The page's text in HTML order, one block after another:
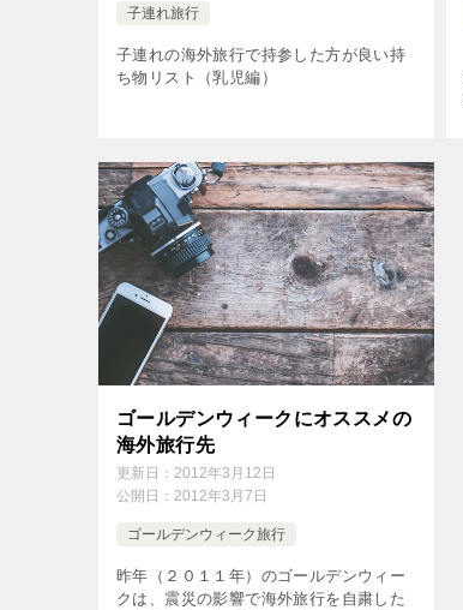
子連れ旅行
子連れの海外旅行で持参した方が良い持
ち物リスト（乳児編）
ゴールデンウィークにオススメの
海外旅行先
更新日： 2012年3月12日
公開日： 2012年3月7日
ゴールデンウィーク旅行
昨年（２０１１年）のゴールデンウィー
クは、震災の影響で海外旅行を自粛した